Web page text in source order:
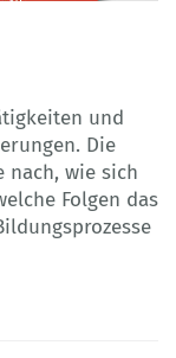
und
Die
nach, wie sich
Folgen das